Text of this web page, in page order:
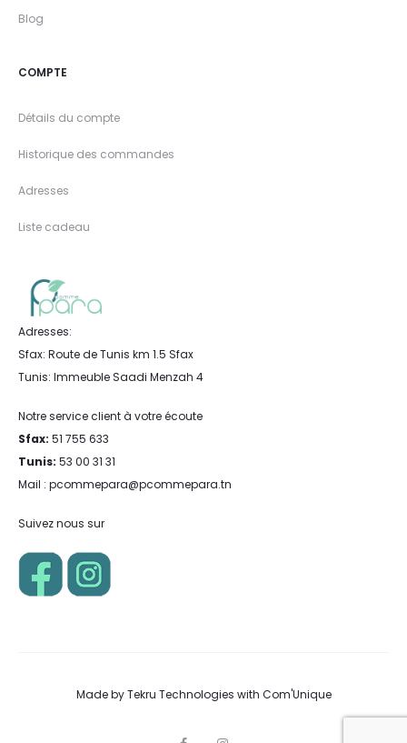
Blog
COMPTE
Détails du compte
Historique des commandes
Adresses
Liste cadeau
Adresses:
Sfax: Route de Tunis km 1.5 Sfax
Tunis: Immeuble Saadi Menzah 4
Notre service client à votre écoute
Sfax: 51 755 633
Tunis: 53 00 31 31
Mail : pcommepara@pcommepara.tn
Suivez nous sur
Made byTekru Technologies with Com'Unique